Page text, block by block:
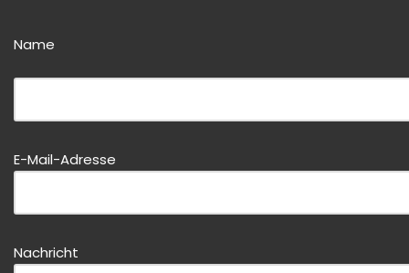
Name
Bitte dieses Feld leer lassen!
E-Mail-Adresse
Nachricht